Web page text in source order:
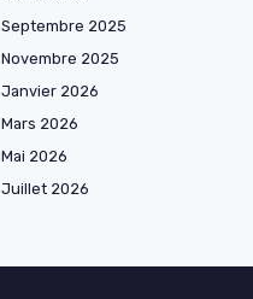
Septembre 2025
Novembre 2025
Janvier 2026
Mars 2026
Mai 2026
Juillet 2026